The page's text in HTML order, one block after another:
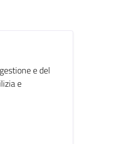
e del
e